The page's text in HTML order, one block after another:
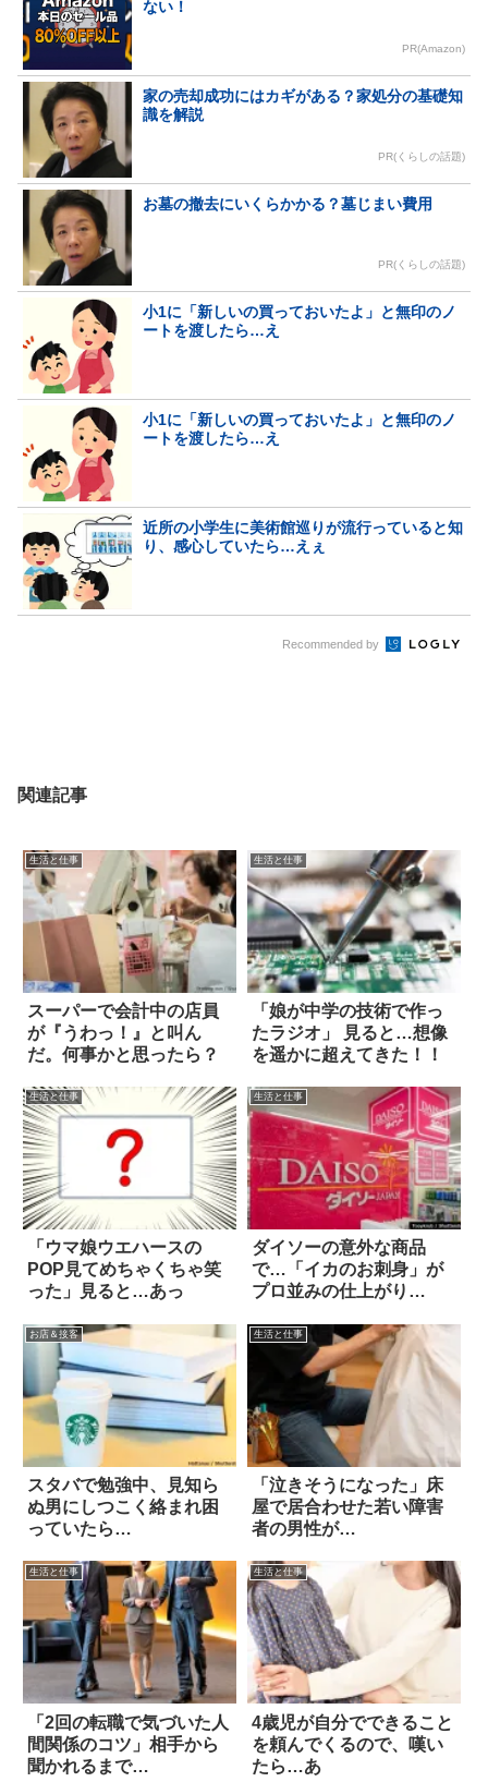
ない！
PR(Amazon)
家の売却成功にはカギがある？家処分の基礎知
識を解説
PR(くらしの話題)
お墓の撤去にいくらかかる？墓じまい費用
PR(くらしの話題)
小1に「新しいの買っておいたよ」と無印のノ
ートを渡したら…え
小1に「新しいの買っておいたよ」と無印のノ
ートを渡したら…え
近所の小学生に美術館巡りが流行っていると知
り、感心していたら…えぇ
Recommended by
関連記事
生活と仕事
スーパーで会計中の店員
が『うわっ！』と叫ん
だ。何事かと思ったら？
生活と仕事
「娘が中学の技術で作っ
たラジオ」 見ると…想像
を遥かに超えてきた！！
生活と仕事
「ウマ娘ウエハースの
POP見てめちゃくちゃ笑
った」見ると…あっ
生活と仕事
ダイソーの意外な商品
で…「イカのお刺身」が
プロ並みの仕上がり
お店＆接客
スタバで勉強中、見知ら
ぬ男にしつこく絡まれ困
っていたら…
生活と仕事
「泣きそうになった」床
屋で居合わせた若い障害
者の男性が…
生活と仕事
「2回の転職で気づいた人
間関係のコツ」相手から
聞かれるまで…
生活と仕事
4歳児が自分でできること
を頼んでくるので、嘆い
たら…あ